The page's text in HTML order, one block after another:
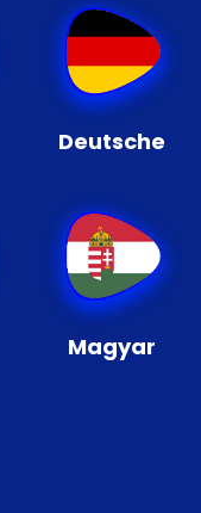
Deutsche
Magyar